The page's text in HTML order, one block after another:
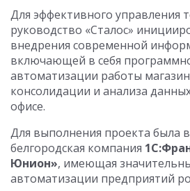
Для эффективного управления
руководство «Сталос»
внедрения современной
включающей в себя
автоматизации работы
консолидации и анализа
офисе.
Для выполнения проекта была
белгородская компания
Юнион», имеющая
автоматизации предприятий